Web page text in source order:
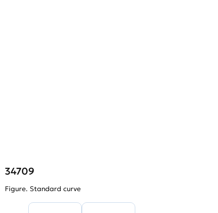
34709
Figure. Standard curve